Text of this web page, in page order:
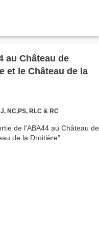
au Château de
et le Château de la
NC,PS, RLC & RC